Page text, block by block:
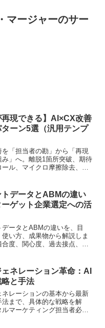
マージャーのサー
再現できる】AI×CX改善
ーン5選（汎用テンプ
「担当者の勘」から「再現
み」へ。離脱1箇所突破、期待
ール、マイクロ摩擦除去、合
運用型まで解説
トデータとABMの違い
ーゲット企業選定への活
データとABMの違いを、目
使い方、成果物から解説しま
度、関心度、過去接点、検
例、実務チェックリストも紹
ェネレーション革命：AI
略と手法
ネレーションの基本から最新
まで、具体的な戦略を解
ルマーケティング担当者必見